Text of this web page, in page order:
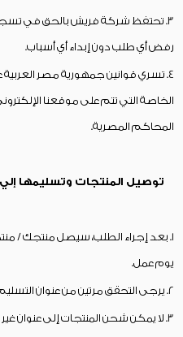
3. تحتفظ شركة فريش بالحق في
رفض أي طلب دون إبداء أي أسباب.
4. تسري قوانين جمهورية مصر العربية
الخاصة التي تتم على موقعنا
المحاكم المصرية.
توصيل المنتجات وتسليمها
يوم عمل.
2. يرجى التحقق مرتين من عنوان التسليم حتى لا يكون هناك تأخير في الوصول.
3. لا يمكن شحن المنتجات إلى عنوان